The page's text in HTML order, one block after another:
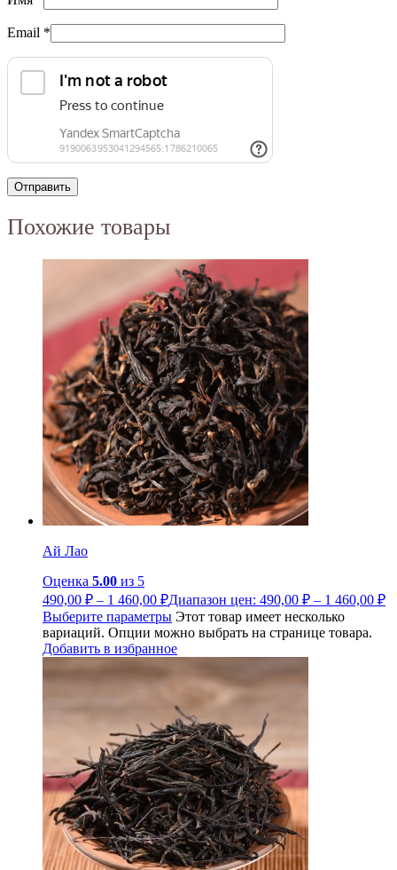
Email *
Похожие товары
Ай Лао
Оценка 5.00 из 5
490,00 ₽ – 1 460,00 ₽Диапазон цен: 490,00 ₽ – 1 460,00 ₽
Выберите параметры Этот товар имеет несколько
вариаций. Опции можно выбрать на странице товара.
Добавить в избранное